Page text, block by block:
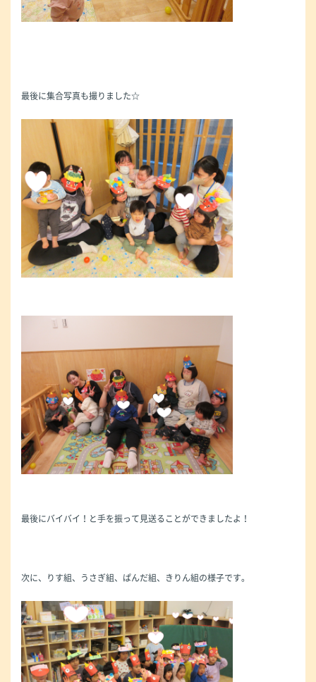
最後に集合写真も撮りました☆
最後にバイバイ！と手を振って見送ることができましたよ！
次に、りす組、うさぎ組、ぱんだ組、きりん組の様子です。